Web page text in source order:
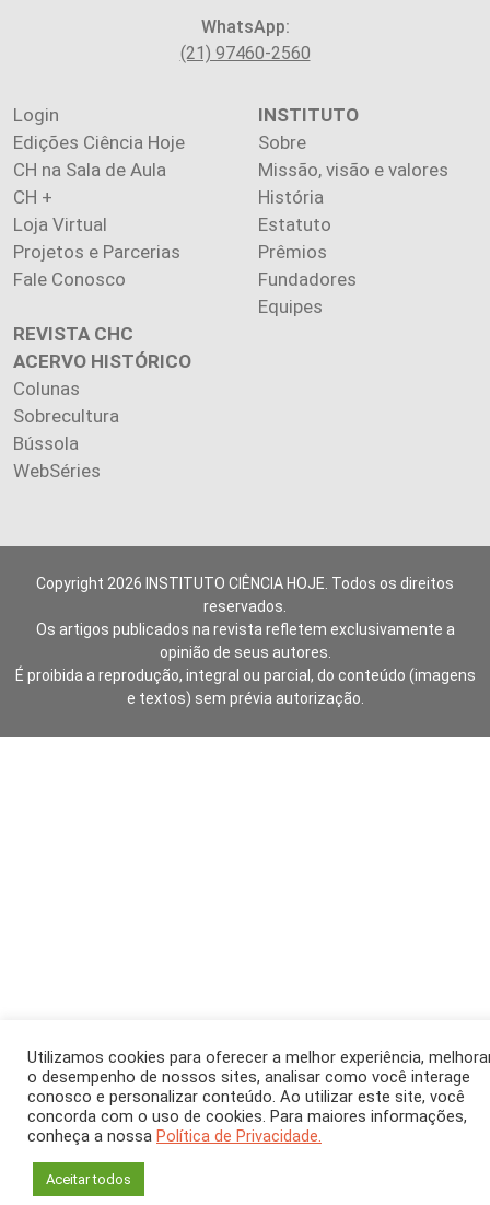
WhatsApp:
(21) 97460-2560
Login
Edições Ciência Hoje
CH na Sala de Aula
CH +
Loja Virtual
Projetos e Parcerias
Fale Conosco
INSTITUTO
Sobre
Missão, visão e valores
História
Estatuto
Prêmios
Fundadores
Equipes
REVISTA CHC
ACERVO HISTÓRICO
Colunas
Sobrecultura
Bússola
WebSéries
Copyright 2026 INSTITUTO CIÊNCIA HOJE. Todos os direitos
reservados.
Os artigos publicados na revista refletem exclusivamente a
opinião de seus autores.
É proibida a reprodução, integral ou parcial, do conteúdo (imagens
e textos) sem prévia autorização.
Utilizamos cookies para oferecer a melhor experiência,
o desempenho de nossos sites, analisar como você interage
conosco e personalizar conteúdo. Ao utilizar este site, você
concorda com o uso de cookies. Para maiores informações,
conheça a nossa Política de Privacidade.
Aceitar todos